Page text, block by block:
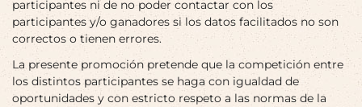
participantes ni de no poder contactar con los
participantes y/o ganadores si los datos facilitados no son
correctos o tienen errores.
La presente promoción pretende que la competición entre
los distintos participantes se haga con igualdad de
oportunidades y con estricto respeto a las normas de la